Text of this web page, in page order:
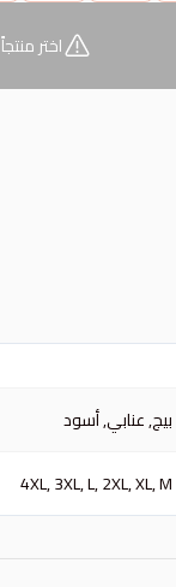
اختر منتجاً
بيج, عنابي, أسود
4XL, 3XL, L, 2XL, XL, M